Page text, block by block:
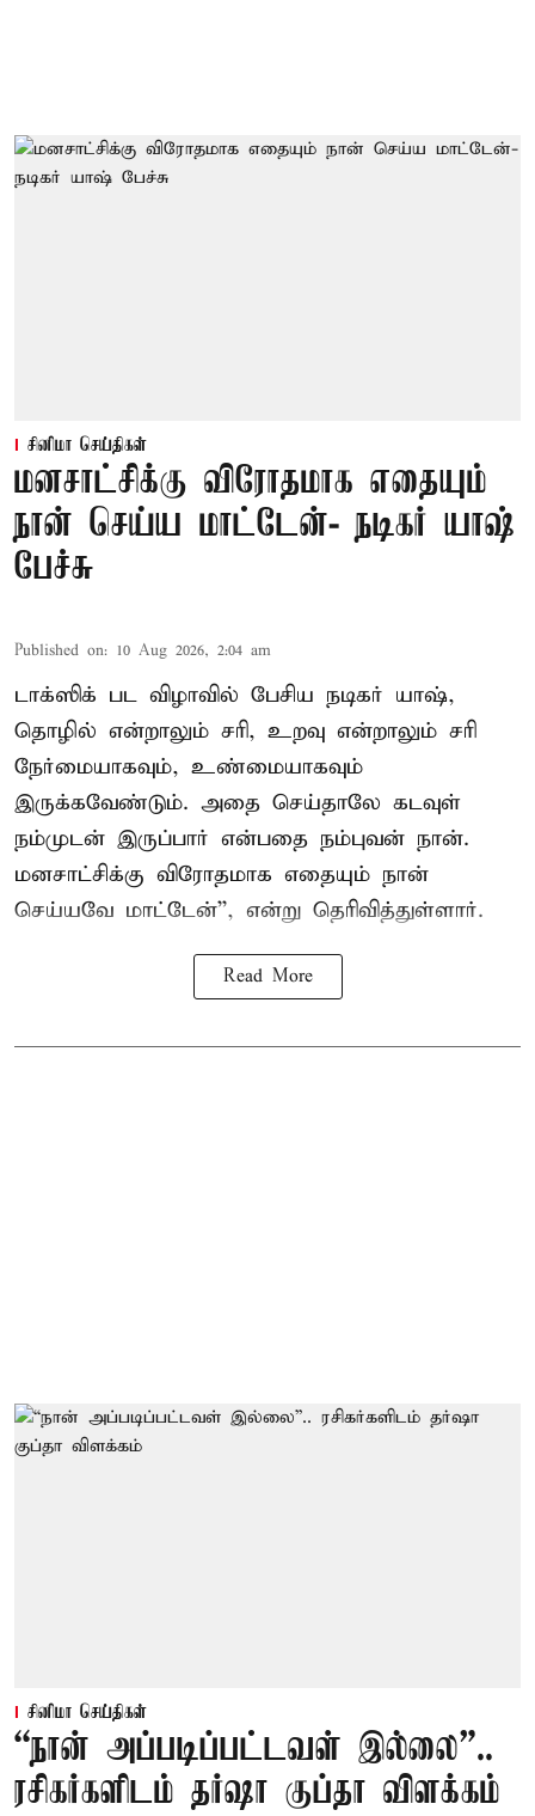
சினிமா செய்திகள்
மனசாட்சிக்கு விரோதமாக எதையும்
நான் செய்ய மாட்டேன்- நடிகர் யாஷ்
பேச்சு
Published on: 10 Aug 2026, 2:04 am
டாக்ஸிக் பட விழாவில் பேசிய நடிகர் யாஷ்,
தொழில் என்றாலும் சரி, உறவு என்றாலும் சரி
நேர்மையாகவும், உண்மையாகவும்
இருக்கவேண்டும். அதை செய்தாலே கடவுள்
நம்முடன் இருப்பார் என்பதை நம்புவன் நான்.
மனசாட்சிக்கு விரோதமாக எதையும் நான்
செய்யவே மாட்டேன்'', என்று தெரிவித்துள்ளார்.
Read More
சினிமா செய்திகள்
“நான் அப்படிப்பட்டவள் இல்லை”..
ரசிகர்களிடம் தர்ஷா குப்தா விளக்கம்